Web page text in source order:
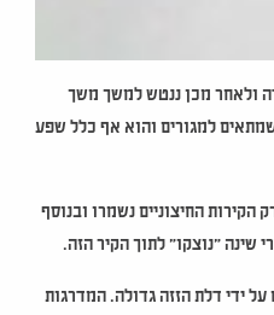
ולאחר מכן ננטש למשך משך
למגורים והוא אף כלל שפע
החיצוניים נשמרו ובנוסף
שינה "נוצקו" לתוך הקיר הזה.
ידי דלת הזזה גדולה. המדרגות